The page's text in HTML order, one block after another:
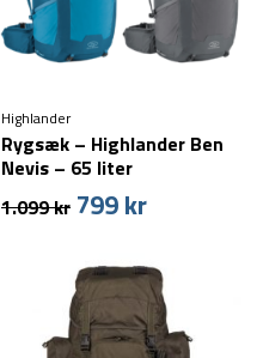
Highlander
Rygsæk – Highlander Ben
Nevis – 65 liter
1.099kr Den
var:
1.099 kr.
799krDen
er:
799 kr.